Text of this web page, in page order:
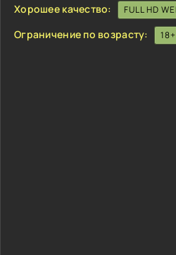
Хорошее качество:
FULL HD
Ограничение по возрасту: 18+